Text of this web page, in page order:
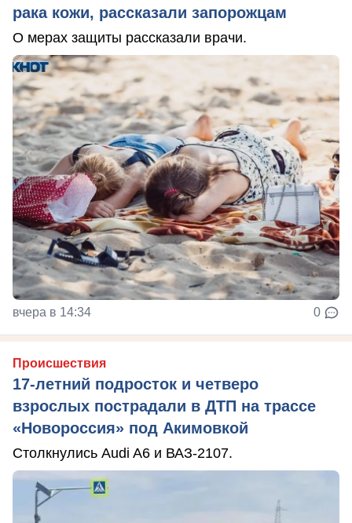
рака кожи, рассказали запорожцам
О мерах защиты рассказали врачи.
вчера в 14:34 0
Происшествия
17-летний подросток и четверо
взрослых пострадали в ДТП на трассе
«Новороссия» под Акимовкой
Столкнулись Audi A6 и ВАЗ-2107.